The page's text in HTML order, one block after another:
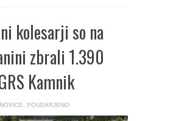
kolesarji so na
zbrali 1.390
Kamnik
NOVICE POUDARJENO